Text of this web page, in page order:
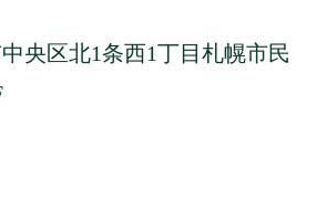
央区北1条西1丁目札幌市民